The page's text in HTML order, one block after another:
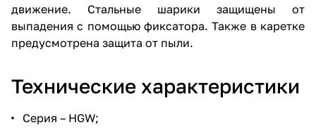
движение. Стальные шарики защищены от
выпадения с помощью фиксатора. Также в каретке
предусмотрена защита от пыли.
Технические характеристики
Серия – HGW;